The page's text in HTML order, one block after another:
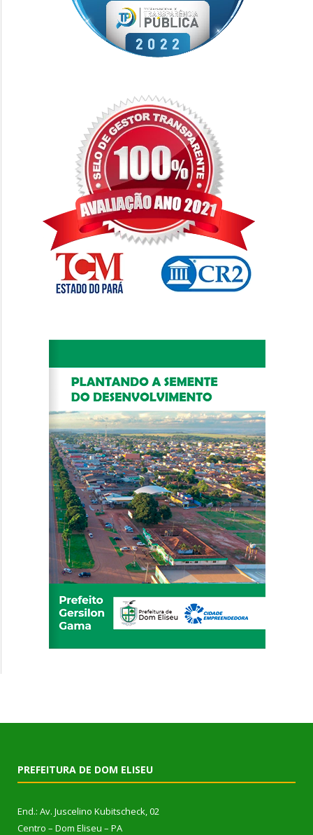
PREFEITURA DE DOM ELISEU
End.: Av. Juscelino Kubitscheck, 02
Centro – Dom Eliseu – PA